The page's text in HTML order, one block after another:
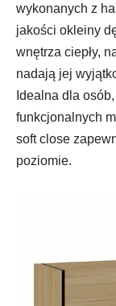
wykonanych z
jakości okleiny
wnętrza ciepły,
nadają jej
Idealna dla
funkcjonalnych
soft close
poziomie.